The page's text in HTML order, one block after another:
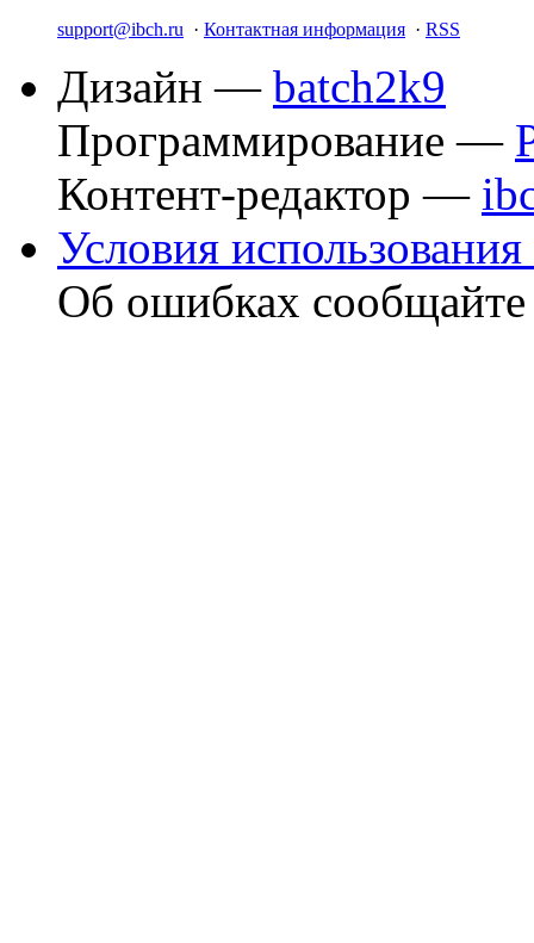
support@ibch.ru · Контактная информация · RSS
Дизайн — batch2k9
Программирование —
Контент-редактор —
Условия использования
Об ошибках